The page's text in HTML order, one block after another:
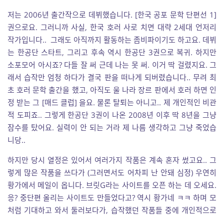
저는 2006년 출간작으로 데뷔했습니다. [한국 공포 문학 단편선 1]
권으로요. 그러니까 사실, 한국 호러 사로 치면 대략 2세대 언저리
작가입니다.. 그래도 아직까지 활동하는 좀비파이기도 하고요. 데뷔
는 한공단 스타트, 그리고 후속 역시 한공단 3권으로 복귀. 하지만
소포모어 아시죠? 다들 잘 써 근데 나는 못 써. 이거 딱 걸렸지요. 그
래서 습작만 엄청 하다가 결국 판을 떠나게 되버렸습니다.. 무려 최
초 호러 문학 출간을 했고, 아직도 울 나라 장르 판에서 호러 하면 인
정 받는 그 [매드 클럽] 을요. 물론 탈퇴는 아니고.. 제 개인적인 비관
적 도피죠.. 그렇게 한공단 3권이 나온 2008년 이후 딱 8년을 그냥
잠수를 탔어요. 실력이 안 되는 거라 제 나름 생각하고 그냥 죽었습
니당..
하지만 당시 열정은 있어서 여러가지 작품은 계속 혼자 썼고요.. 그
렇게 많은 작품을 쓰다가 (그러면서도 어차피 난 안돼 심정) 우연히
황가에서 메일이 옵니다. 브릿G라는 사이트를 오픈 하는 데 오세요.
응? 중단편 올리는 사이트도 만들었다고? 역시 황가네 ㅋㅋ 하며 모
처럼 기대하고 와서 둘러보다가, 습작했던 작품들 중에 개인적으로